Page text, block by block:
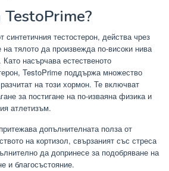
синтетичния тестостерон, действа чрез
тялото да произвежда по-високи нива
насърчава естественото
TestoPrime поддържа множество
на този хормон. Те включват
за постигане на по-изваяна физика и
атлетизъм.
допълнителната полза от
на кортизол, свързаният със стреса
да допринесе за подобряване на
и благосъстояние.